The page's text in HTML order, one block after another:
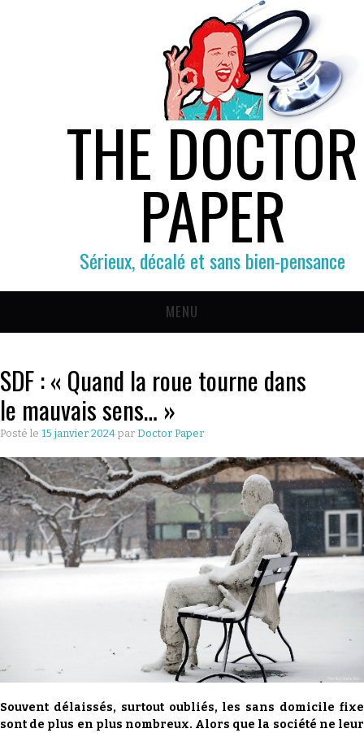
THE DOCTOR
PAPER
Sérieux, décalé et sans bien-pensance
MENU
CULTURE
ÉCONOMIE
LES GUIDES
PRATIQUES
BONS PLANS
LYONNAIS
QU’EST CE
QUE THE
DOCTOR
SDF : « Quand la roue tourne dans
le mauvais sens… »
Posté le 15 janvier 2024 par Doctor Paper
Souvent délaissés, surtout oubliés, les sans domicile fixe
sont de plus en plus nombreux. Alors que la société ne leur